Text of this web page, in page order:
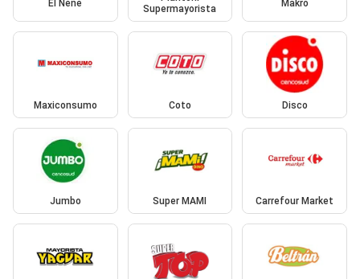
El Nene
Supermayorista
Makro
Maxiconsumo Coto Disco
Jumbo Super MAMI Carrefour Market